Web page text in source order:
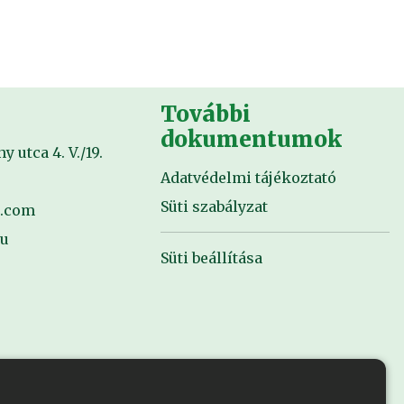
utca 4. V./19.
További
dokumentumok
Adatvédelmi tájékoztató
Süti szabályzat
Süti beállítása